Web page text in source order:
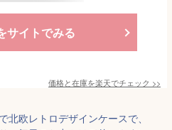
サイトでみる
価格と在庫を楽天でチェック >>
欧レトロデザインケースで、